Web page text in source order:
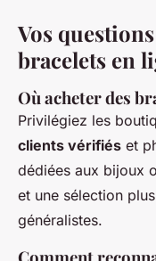
Vos
bracelets en
Où acheter des
Privilégiez les
clients vérifiés et
dédiées aux bijoux
et une sélection
généralistes.